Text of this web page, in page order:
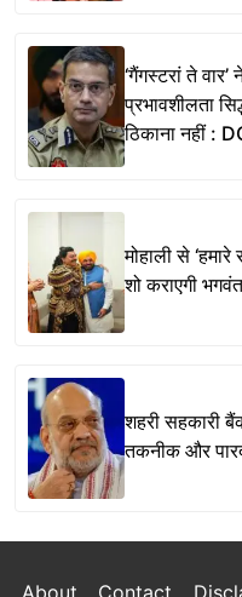
‘गैंगस्टरां ते
प्रभावशीलता
ठिकाना नहीं :
मोहाली से
शो कराएगी
शहरी सहकारी
तकनीक और